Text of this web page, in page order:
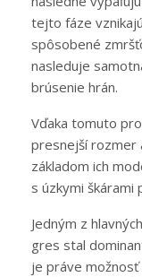
tejto fáze
spôsobené
nasleduje
brúsenie hrán.
Vďaka tomuto
presnejší rozmer
základom ich
s úzkymi škárami
Jedným z
gres stal
je práve možnosť